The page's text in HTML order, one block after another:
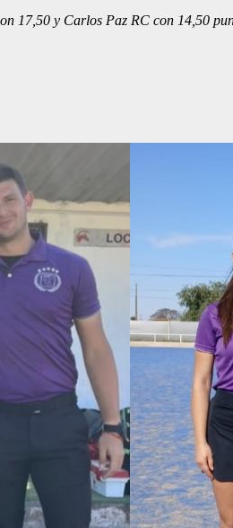
17,50 y Carlos Paz RC con 14,50